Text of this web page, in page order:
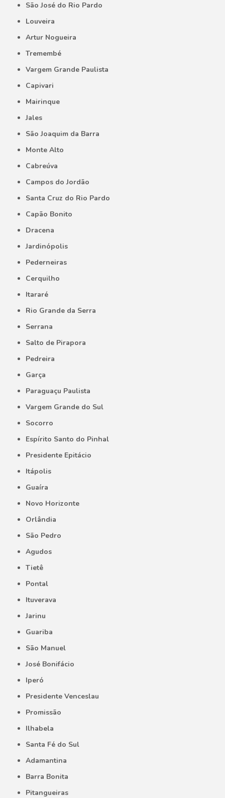
São José do Rio Pardo
Louveira
Artur Nogueira
Tremembé
Vargem Grande Paulista
Capivari
Mairinque
Jales
São Joaquim da Barra
Monte Alto
Cabreúva
Campos do Jordão
Santa Cruz do Rio Pardo
Capão Bonito
Dracena
Jardinópolis
Pederneiras
Cerquilho
Itararé
Rio Grande da Serra
Serrana
Salto de Pirapora
Pedreira
Garça
Paraguaçu Paulista
Vargem Grande do Sul
Socorro
Espírito Santo do Pinhal
Presidente Epitácio
Itápolis
Guaíra
Novo Horizonte
Orlândia
São Pedro
Agudos
Tietê
Pontal
Ituverava
Jarinu
Guariba
São Manuel
José Bonifácio
Iperó
Presidente Venceslau
Promissão
Ilhabela
Santa Fé do Sul
Adamantina
Barra Bonita
Pitangueiras